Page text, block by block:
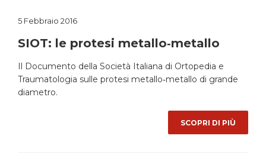
5 Febbraio 2016
SIOT: le protesi metallo‐metallo
Il Documento della Società Italiana di Ortopedia e
Traumatologia sulle protesi metallo‐metallo di grande
diametro.
SCOPRI DI PIÙ